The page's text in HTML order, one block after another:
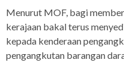
Menurut MOF, bagi
kerajaan bakal terus
kepada kenderaan
pengangkutan barangan